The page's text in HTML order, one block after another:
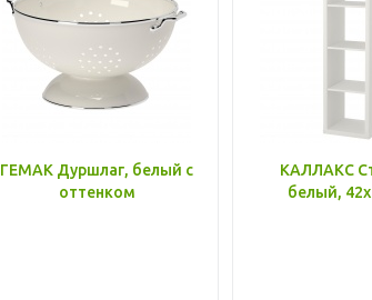
ГЕМАК Дуршлаг, белый с
оттенком
КАЛЛАКС
белый,